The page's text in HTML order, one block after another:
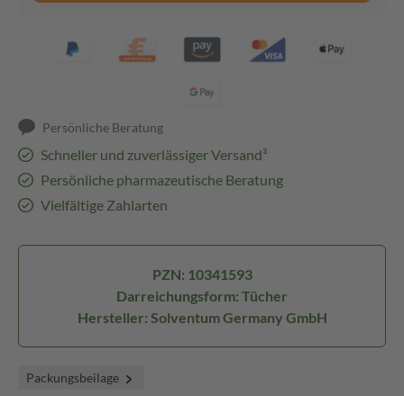
Persönliche Beratung
Schneller und zuverlässiger Versand³
Persönliche pharmazeutische Beratung
Vielfältige Zahlarten
PZN: 10341593
Darreichungsform: Tücher
Hersteller: Solventum Germany GmbH
Packungsbeilage